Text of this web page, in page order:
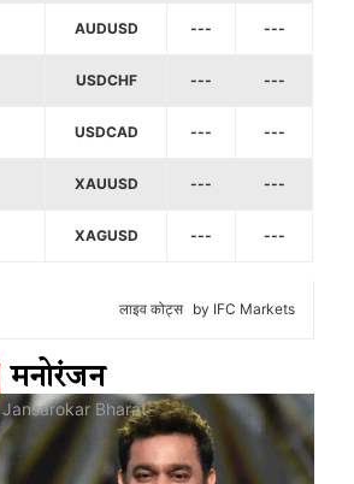
AUDUSD --- ---
USDCHF --- ---
USDCAD --- ---
XAUUSD --- ---
XAGUSD --- ---
लाइव कोट्स by IFC Markets
मनोरंजन
Jansarokar Bharat